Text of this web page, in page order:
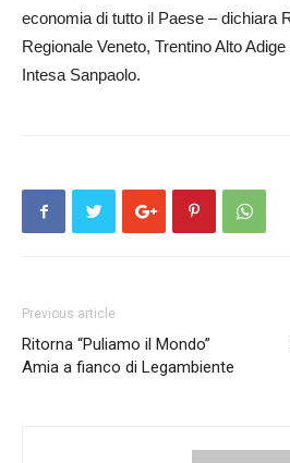
economia di tutto il Paese – dichiara
Regionale Veneto, Trentino Alto
Intesa Sanpaolo.
Previous article
Ritorna “Puliamo il Mondo”
Amia a fianco di Legambiente